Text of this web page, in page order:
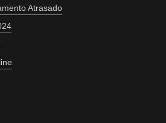
Atrasado